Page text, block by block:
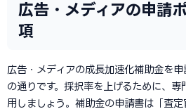
広告・メディアの申請
項
広告・メディアの成長加速化補助金を
の通りです。採択率を上げるために、
用しましょう。補助金の申請書は「査定